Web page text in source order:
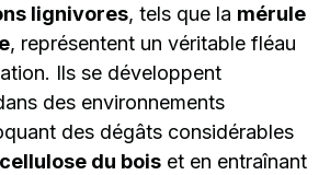
lignivores, tels que la mérule
, représentent un véritable fléau
Ils se développent
des environnements
des dégâts considérables
cellulose du bois et en entraînant